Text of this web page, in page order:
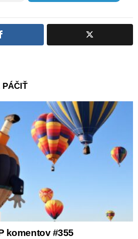
PÁČIŤ
komentov #355